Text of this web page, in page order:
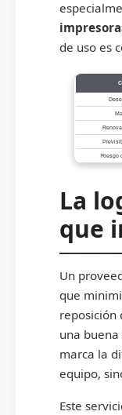
de uso es
Riesgo
La
que
Un
que
reposición
una buena
marca la
equipo,
Este